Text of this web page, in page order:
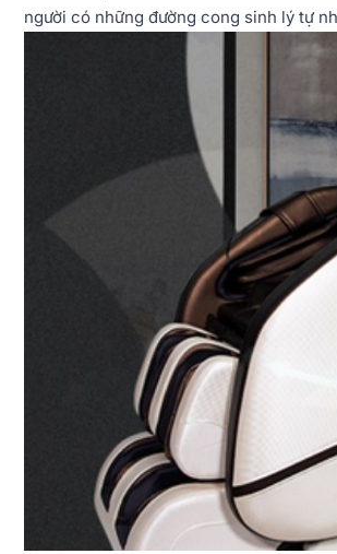
người có những đường cong sinh lý tự